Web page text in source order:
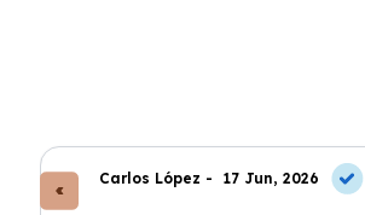
Carlos López - 17 Jun, 2026